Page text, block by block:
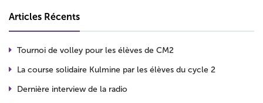
Articles Récents
Tournoi de volley pour les élèves de CM2
La course solidaire Kulmine par les élèves du cycle 2
Dernière interview de la radio